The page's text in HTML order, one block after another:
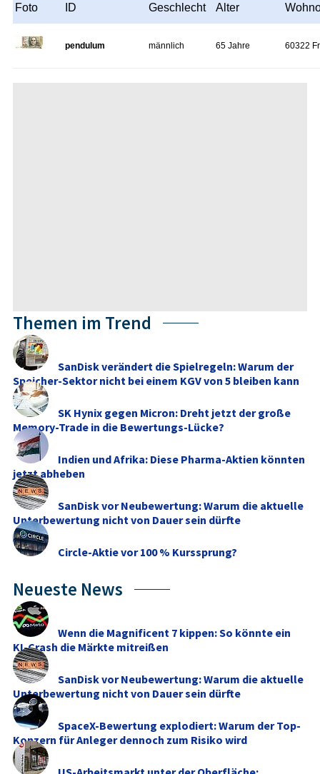
Foto ID Geschlecht Alter
pendulum männlich 65 Jahre 60322
Themen im Trend
SanDisk verändert die Spielregeln: Warum der
Speicher-Sektor nicht bei einem KGV von 5 bleiben kann
SK Hynix gegen Micron: Dreht jetzt der große
Memory‑Trade in die Bewertungs-Lücke?
Indien und Afrika: Diese Pharma-Aktien könnten
jetzt abheben
SanDisk vor Neubewertung: Warum die aktuelle
Unterbewertung nicht von Dauer sein dürfte
Circle-Aktie vor 100 % Kurssprung?
Neueste News
Wenn die Magnificent 7 kippen: So könnte ein
KI-Crash die Märkte mitreißen
SanDisk vor Neubewertung: Warum die aktuelle
Unterbewertung nicht von Dauer sein dürfte
SpaceX-Bewertung explodiert: Warum der Top-
Konzern für Anleger dennoch zum Risiko wird